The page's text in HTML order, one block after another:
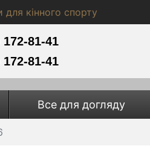
для кінного спорту
172-81-41
172-81-41
Все для догляду